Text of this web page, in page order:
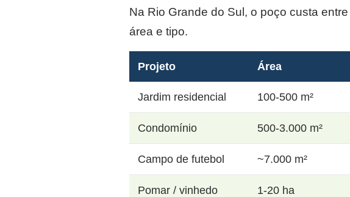
Na Rio Grande do Sul, o poço custa entre
área e tipo.
Projeto Área
Jardim residencial 100-500 m²
Condomínio 500-3.000 m²
Campo de futebol ~7.000 m²
Pomar / vinhedo 1-20 ha